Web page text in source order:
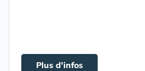
Plus d'infos